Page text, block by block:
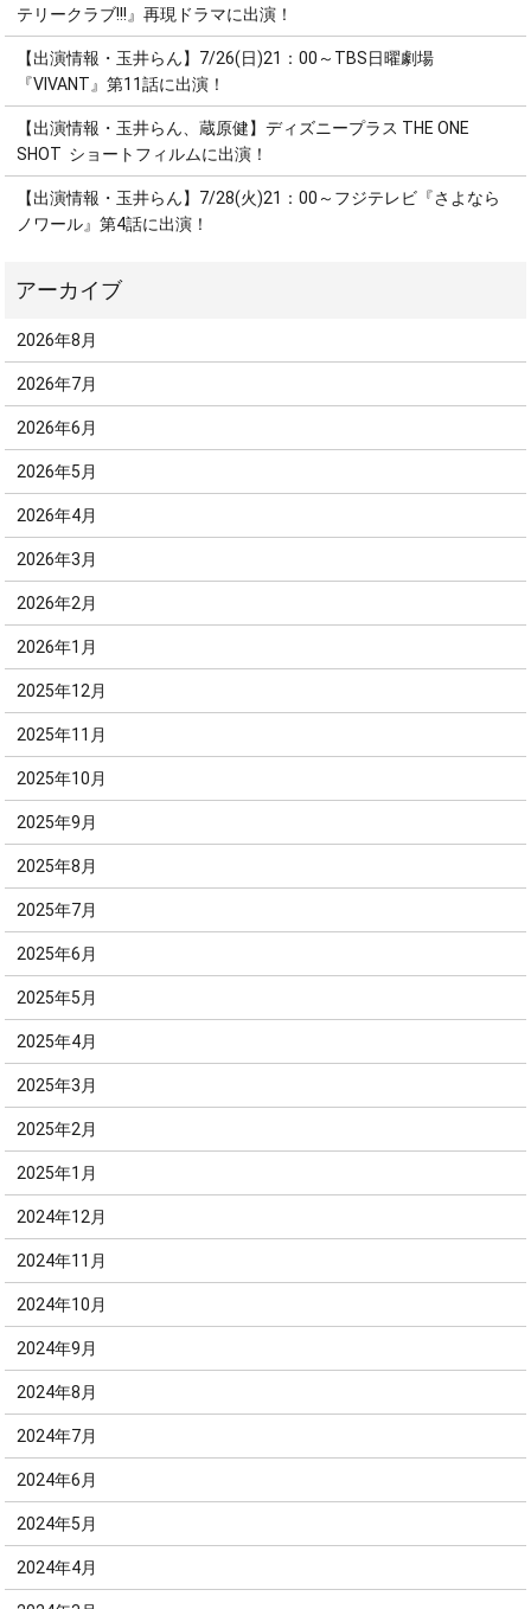
テリークラブ!!!』再現ドラマに出演！
【出演情報・玉井らん】7/26(日)21：00～TBS日曜劇場
『VIVANT』第11話に出演！
【出演情報・玉井らん、蔵原健】ディズニープラス THE ONE
SHOT ショートフィルムに出演！
【出演情報・玉井らん】7/28(火)21：00～フジテレビ『さよなら
ノワール』第4話に出演！
2026年8月
2026年7月
2026年6月
2026年5月
2026年4月
2026年3月
2026年2月
2026年1月
2025年12月
2025年11月
2025年10月
2025年9月
2025年8月
2025年7月
2025年6月
2025年5月
2025年4月
2025年3月
2025年2月
2025年1月
2024年12月
2024年11月
2024年10月
2024年9月
2024年8月
2024年7月
2024年6月
2024年5月
2024年4月